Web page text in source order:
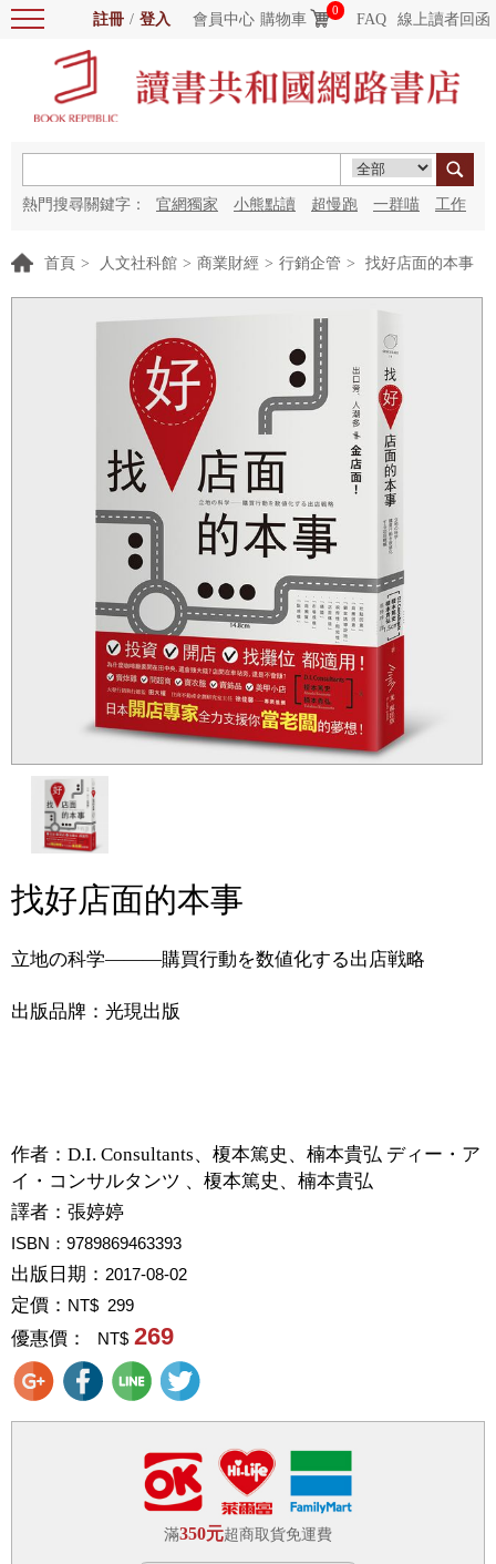
註冊 / 登入 會員中心 購物車
0
FAQ 線上讀者回函
熱門搜尋關鍵字： 官網獨家 小熊點讀 超慢跑 一群喵 工作
首頁 > 人文社科館 > 商業財經 > 行銷企管 > 找好店面的本事
找好店面的本事
立地の科学―――購買行動を数値化する出店戦略
出版品牌：光現出版
作者： D.I. Consultants、榎本篤史、楠本貴弘 ディー・ア
イ・コンサルタンツ 、榎本篤史、楠本貴弘
譯者： 張婷婷
ISBN：9789869463393
出版日期： 2017-08-02
定價： NT$ 299
優惠價： NT$ 269
滿350元超商取貨免運費